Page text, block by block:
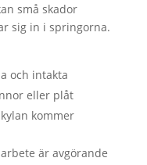
små skador
sig in i springorna.
och intakta
eller plåt
kommer
är avgörande